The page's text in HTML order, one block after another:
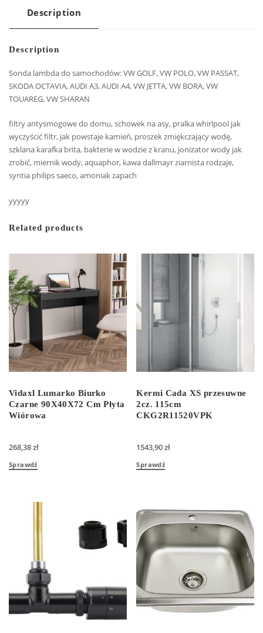
Description
Description
Sonda lambda do samochodów: VW GOLF, VW POLO, VW PASSAT,
SKODA OCTAVIA, AUDI A3, AUDI A4, VW JETTA, VW BORA, VW
TOUAREG, VW SHARAN
filtry antysmogowe do domu, schowek na asy, pralka whirlpool jak
wyczyścić filtr, jak powstaje kamień, proszek zmiękczający wodę,
szklana karafka brita, bakterie w wodzie z kranu, jonizator wody jak
zrobić, miernik wody, aquaphor, kawa dallmayr ziarnista rodzaje,
syntia philips saeco, amoniak zapach
yyyyy
Related products
Vidaxl Lumarko Biurko
Czarne 90X40X72 Cm Płyta
Wiórowa
268,38zł
Sprawdź
Kermi Cada XS przesuwne
2cz. 115cm
CKG2R11520VPK
1543,90zł
Sprawdź